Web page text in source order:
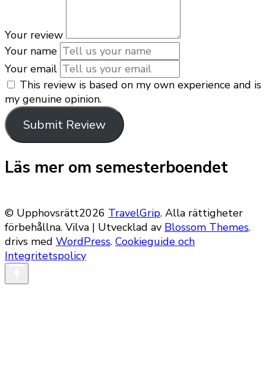
Your review
Your name
Your email
This review is based on my own experience and is
my genuine opinion.
Submit Review
Läs mer om semesterboendet
© Upphovsrätt2026 TravelGrip. Alla rättigheter
förbehållna. Vilva | Utvecklad av Blossom Themes.
drivs med WordPress. Cookieguide och
Integritetspolicy